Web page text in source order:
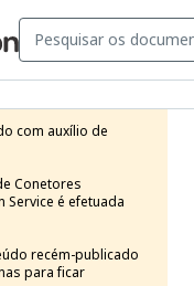
com auxílio de
Conetores
é efetuada
recém-publicado
para ficar